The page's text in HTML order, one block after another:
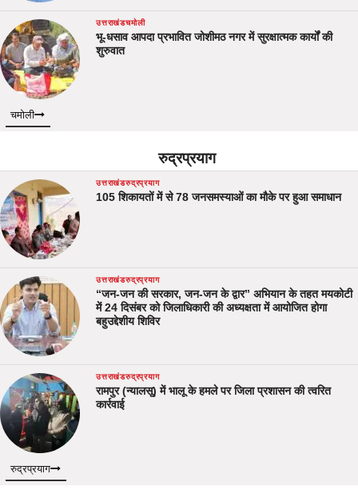
उत्तराखंडचमोली
भू-धसाव आपदा प्रभावित जोशीमठ नगर में सुरक्षात्मक कार्यों की
शुरुवात
चमोली
रुद्रप्रयाग
उत्तराखंडरुद्रप्रयाग
105 शिकायतों में से 78 जनसमस्याओं का मौके पर हुआ समाधान
उत्तराखंडरुद्रप्रयाग
“जन-जन की सरकार, जन-जन के द्वार” अभियान के तहत मयकोटी
में 24 दिसंबर को जिलाधिकारी की अध्यक्षता में आयोजित होगा
बहुउद्देशीय शिविर
उत्तराखंडरुद्रप्रयाग
रामपुर (न्यालसू) में भालू के हमले पर जिला प्रशासन की त्वरित
कार्रवाई
रुद्रप्रयाग